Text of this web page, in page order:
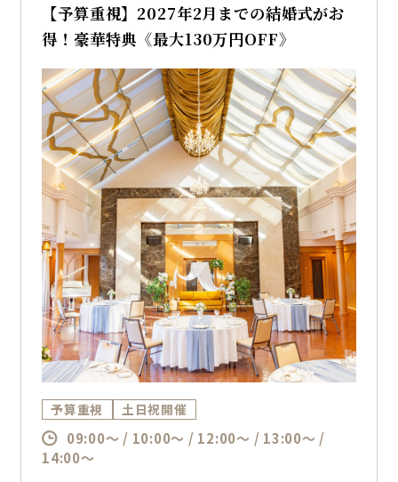
実際の披露宴では
・スタジアムDJ「Risuke」が登場するオープ
ニングムービー
・メットライフドーム場内アナウンス担当によ
る披露宴アナウンス
・レオ・ライナが登場するプロフィールムービ
ーなど
まるで球場にいるような演出を体験できます
ドームをイメージしたウェディングケーキやビ
ールサーブ演出など、ライオンズ愛あふれる結
婚式をご提案！
ライオンズ公式ウェディングアイテムの利用は
もちろん、推し選手の背番号にちなんだ特典
も！
【予算重視】2027年2月までの結婚式がお
得！豪華特典《最大130万円OFF》
予算重視 土日祝開催
09:00～ / 10:00～ / 12:00～ / 13:00～ /
14:00～